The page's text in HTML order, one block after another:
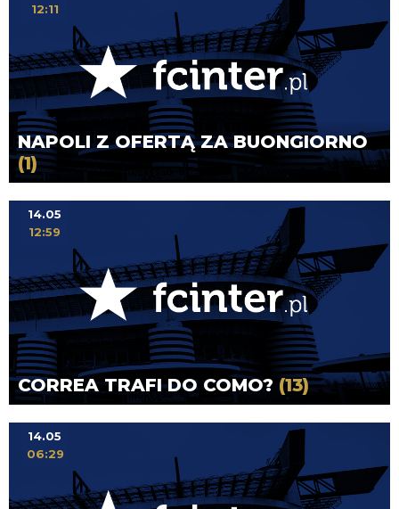
NAPOLI Z OFERTĄ ZA BUONGIORNO
(1)
12:11
CORREA TRAFI DO COMO? (13)
14.05
12:59
14.05
06:29